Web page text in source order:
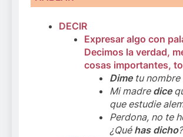
DECIR
Expresar algo con
Decimos la verdad,
cosas importantes,
Dimetu nombre
Mi madre dice
que estudie
Perdona, no te
¿Qué has dicho?